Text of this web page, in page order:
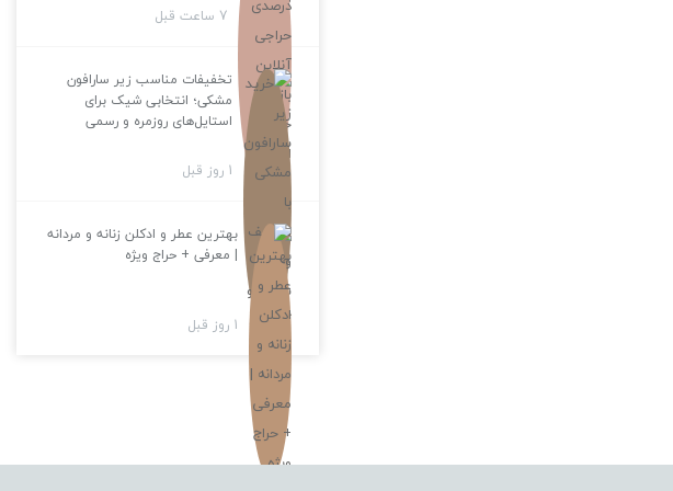
7 ساعت قبل
تخفیفات مناسب زیر سارافون
مشکی؛ انتخابی شیک برای
استایل‌های روزمره و رسمی
1 روز قبل
بهترین عطر و ادکلن زنانه و مردانه
| معرفی + حراج ویژه
1 روز قبل